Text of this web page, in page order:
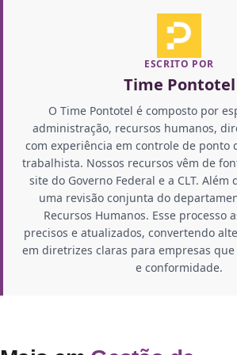
ESCRITO POR
Time Pontotel
O Time Pontotel é composto por
administração, recursos humanos,
com experiência em controle de ponto
trabalhista. Nossos recursos vêm de
site do Governo Federal e a CLT. Além
uma revisão conjunta do
Recursos Humanos. Esse processo
precisos e atualizados, convertendo
em diretrizes claras para empresas
e conformidade.